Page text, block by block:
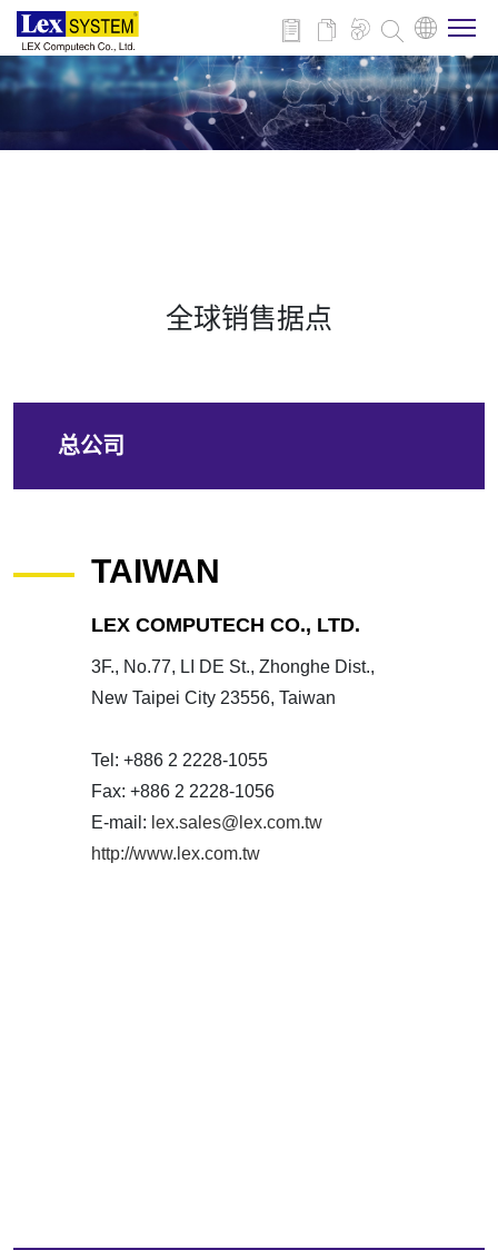
关于我们
技术支持
全球销售据点
总公司
TAIWAN
LEX COMPUTECH CO., LTD.
3F., No.77, LI DE St., Zhonghe Dist.,
New Taipei City 23556, Taiwan
Tel: +886 2 2228-1055
Fax: +886 2 2228-1056
E-mail: lex.sales@lex.com.tw
http://www.lex.com.tw